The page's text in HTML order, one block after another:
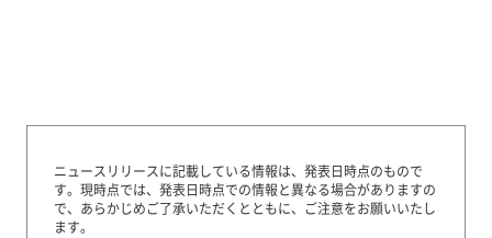
ニュースリリースに記載している情報は、発表日時点のもので
す。 現時点では、発表日時点での情報と異なる場合がありますの
で、あらかじめご了承いただくとともに、ご注意をお願いいたし
ます。